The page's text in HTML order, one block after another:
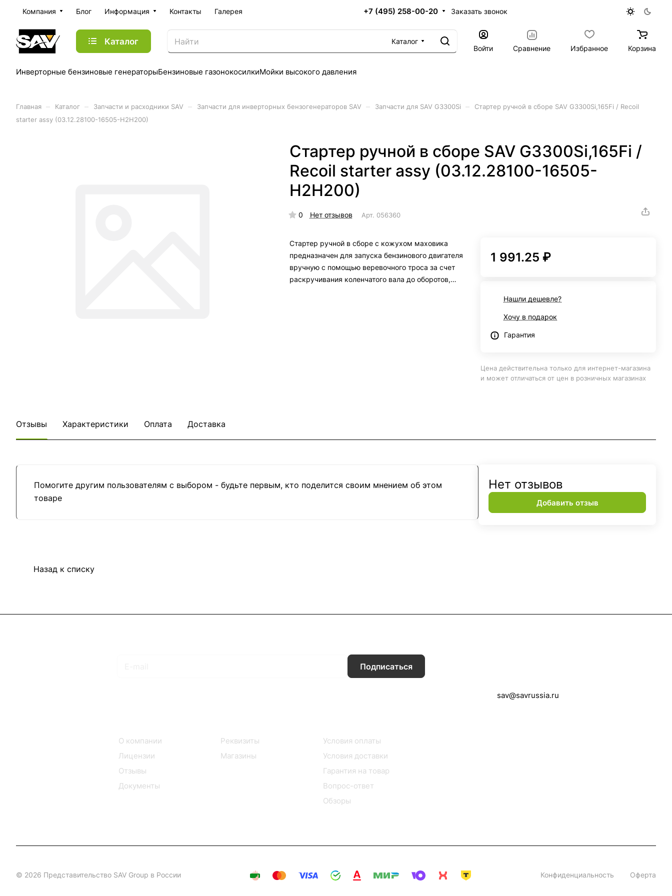
Компания Блог Информация Контакты Галерея +7 (495) 258-00-20 Заказать звонок
Каталог
Каталог
Войти
Сравнение Избранное Корзина
Инверторные бензиновые генераторыБензиновые газонокосилкиМойки высокого давления
Главная Каталог Запчасти и расходники SAV Запчасти для инверторных бензогенераторов SAV Запчасти для SAV G3300Si
Стартер ручной в сборе SAV G3300Si,165Fi / Recoil
starter assy (03.12.28100-16505-H2H200)
Стартер ручной в сборе SAV G3300Si,165Fi /
Recoil starter assy (03.12.28100-16505-
H2H200)
0 Нет отзывов Арт. 056360
Стартер ручной в сборе с кожухом маховика
предназначен для запуска бензинового двигателя
вручную с помощью веревочного троса за счет
раскручивания коленчатого вала до оборотов,
1 991.25 ₽
Нашли дешевле?
Хочу в подарок
Гарантия
Цена действительна только для интернет-магазина
и может отличаться от цен в розничных магазинах
Отзывы Характеристики Оплата Доставка
Помогите другим пользователям с выбором - будьте первым, кто поделится своим мнением об этом
товаре
Нет отзывов
Добавить отзыв
Назад к списку
Подписаться
О компании
Лицензии
Отзывы
Документы
Реквизиты
Магазины
Условия оплаты
Условия доставки
Гарантия на товар
Вопрос-ответ
Обзоры
sav@savrussia.ru
© 2026 Представительство SAV Group в России Конфиденциальность Оферта